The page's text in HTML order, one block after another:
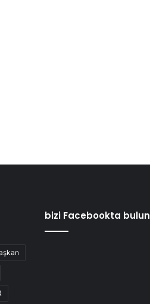
bizi Facebookta bulun